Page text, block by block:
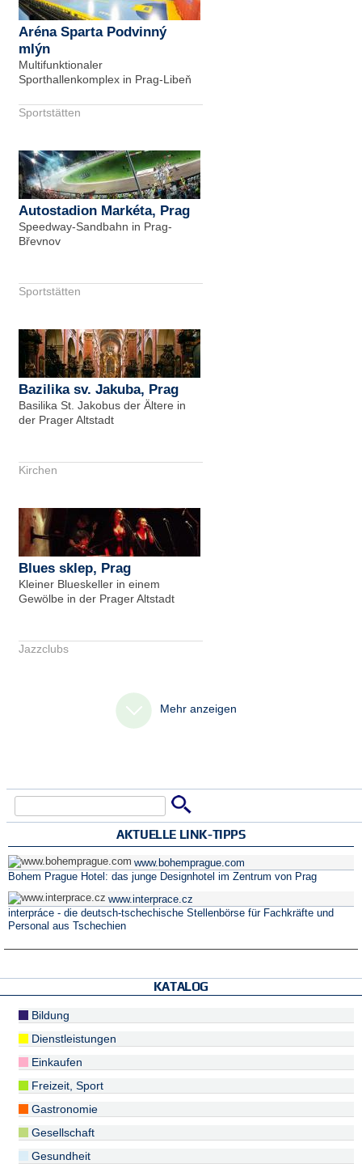
Aréna Sparta Podvinný
mlýn
Multifunktionaler
Sporthallenkomplex in Prag-Libeň
Sportstätten
Autostadion Markéta, Prag
Speedway-Sandbahn in Prag-
Břevnov
Sportstätten
Bazilika sv. Jakuba, Prag
Basilika St. Jakobus der Ältere in
der Prager Altstadt
Kirchen
Blues sklep, Prag
Kleiner Blueskeller in einem
Gewölbe in der Prager Altstadt
Jazzclubs
Mehr anzeigen
AKTUELLE LINK-TIPPS
www.bohemprague.com
Bohem Prague Hotel: das junge Designhotel im Zentrum von Prag
www.interprace.cz
interpráce - die deutsch-tschechische Stellenbörse für Fachkräfte und
Personal aus Tschechien
KATALOG
Bildung
Dienstleistungen
Einkaufen
Freizeit, Sport
Gastronomie
Gesellschaft
Gesundheit